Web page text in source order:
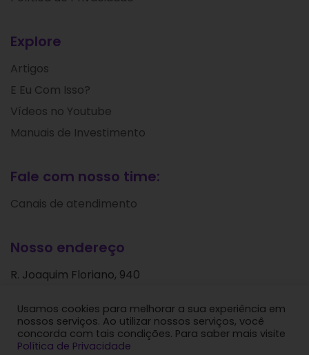
Explore
Artigos
E Eu Com Isso?
Vídeos no Youtube
Manuais de Investimento
Fale com nosso time:
Canais de atendimento
Nosso endereço
R. Joaquim Floriano, 940
São Paulo - SP
CEP: 04534-004
Usamos cookies para melhorar a sua experiência em
nossos serviços. Ao utilizar nossos serviços, você
concorda com tais condições. Para saber mais visite
Política de Privacidade